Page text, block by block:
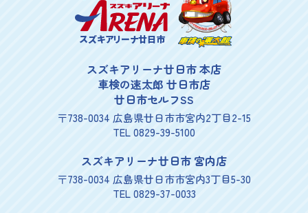
スズキアリーナ廿日市
スズキアリーナ廿日市 本店
車検の速太郎 廿日市店
廿日市セルフSS
〒738-0034 広島県廿日市市宮内2丁目2-15
TEL 0829-39-5100
スズキアリーナ廿日市 宮内店
〒738-0034 広島県廿日市市宮内3丁目5-30
TEL 0829-37-0033